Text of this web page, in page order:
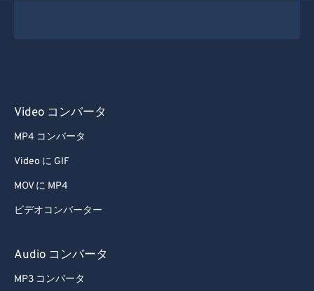
Video コンバータ
MP4 コンバータ
Video に GIF
MOV に MP4
ビデオコンバーター
Audio コンバータ
MP3 コンバータ